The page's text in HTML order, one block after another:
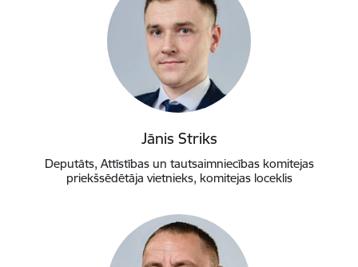
Jānis Striks
Deputāts, Attīstības un tautsaimniecības komitejas
priekšsēdētāja vietnieks, komitejas loceklis